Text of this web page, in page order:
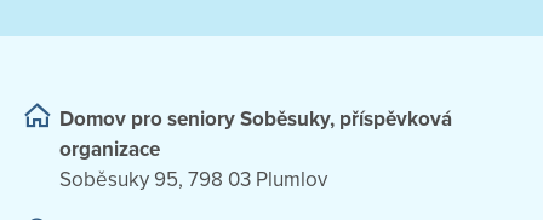
Domov pro seniory Soběsuky, příspěvková
organizace
Soběsuky 95, 798 03 Plumlov